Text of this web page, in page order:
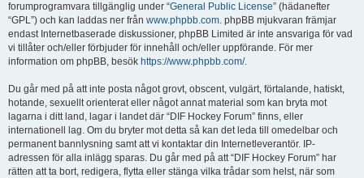
forumprogramvara tillgänglig under “General Public License” (hädanefter
“GPL”) och kan laddas ner från www.phpbb.com. phpBB mjukvaran främjar
endast Internetbaserade diskussioner, phpBB Limited är inte ansvariga för vad
vi tillåter och/eller förbjuder för innehåll och/eller uppförande. För mer
information om phpBB, besök https://www.phpbb.com/.
Du går med på att inte posta något grovt, obscent, vulgärt, förtalande, hatiskt,
hotande, sexuellt orienterat eller något annat material som kan bryta mot
lagarna i ditt land, lagar i landet där “DIF Hockey Forum” finns, eller
internationell lag. Om du bryter mot detta så kan det leda till omedelbar och
permanent bannlysning samt att vi kontaktar din Internetleverantör. IP-
adressen för alla inlägg sparas. Du går med på att “DIF Hockey Forum” har
rätten att ta bort, redigera, flytta eller stänga vilka trådar som helst, när som